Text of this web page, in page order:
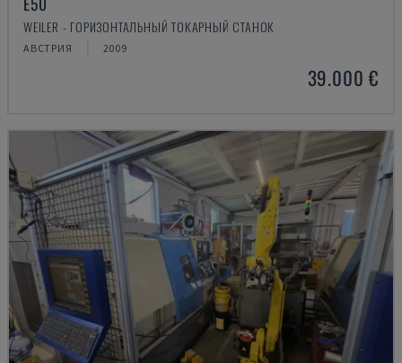
WEILER - ГОРИЗОНТАЛЬНЫЙ ТОКАРНЫЙ СТАНОК
АВСТРИЯ 2009
39.000 €